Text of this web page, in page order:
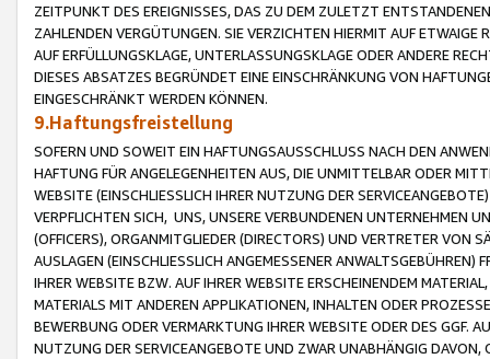
ZEITPUNKT DES EREIGNISSES, DAS ZU DEM ZULETZT
ZAHLENDEN VERGÜTUNGEN. SIE VERZICHTEN HIERMIT AUF
AUF ERFÜLLUNGSKLAGE, UNTERLASSUNGSKLAGE ODER ANDERE
DIESES ABSATZES BEGRÜNDET EINE EINSCHRÄNKUNG VON
EINGESCHRÄNKT WERDEN KÖNNEN.
9.Haftungsfreistellung
SOFERN UND SOWEIT EIN HAFTUNGSAUSSCHLUSS NACH DEN
HAFTUNG FÜR ANGELEGENHEITEN AUS, DIE UNMITTELBAR ODER
WEBSITE (EINSCHLIESSLICH IHRER NUTZUNG DER
VERPFLICHTEN SICH, UNS, UNSERE VERBUNDENEN UNTERNEHMEN
(OFFICERS), ORGANMITGLIEDER (DIRECTORS) UND VERTRETER VON
AUSLAGEN (EINSCHLIESSLICH ANGEMESSENER
IHRER WEBSITE BZW. AUF IHRER WEBSITE ERSCHEINENDEM
MATERIALS MIT ANDEREN APPLIKATIONEN, INHALTEN ODER
BEWERBUNG ODER VERMARKTUNG IHRER WEBSITE ODER DES GGF.
NUTZUNG DER SERVICEANGEBOTE UND ZWAR UNABHÄNGIG